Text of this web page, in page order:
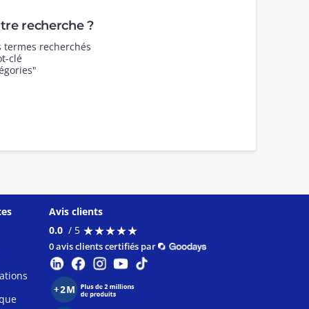
recherche ?
recherchés
clé
Avis clients
0.0 / 5 ★★★★★
★★★★★
0 avis clients certifiés par